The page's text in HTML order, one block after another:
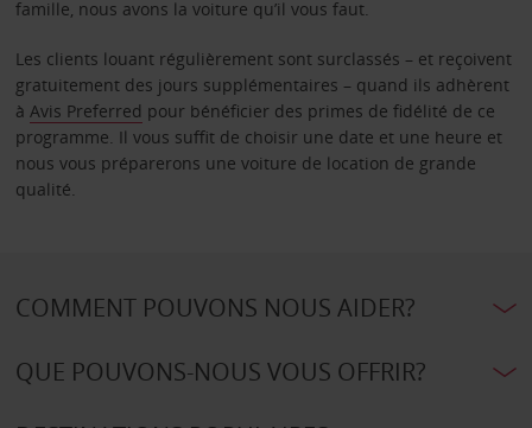
famille, nous avons la voiture qu’il vous faut.
Les clients louant régulièrement sont surclassés – et reçoivent
gratuitement des jours supplémentaires – quand ils adhèrent
à Avis Preferred pour bénéficier des primes de fidélité de ce
programme. Il vous suffit de choisir une date et une heure et
nous vous préparerons une voiture de location de grande
qualité.
COMMENT POUVONS NOUS AIDER?
QUE POUVONS-NOUS VOUS OFFRIR?